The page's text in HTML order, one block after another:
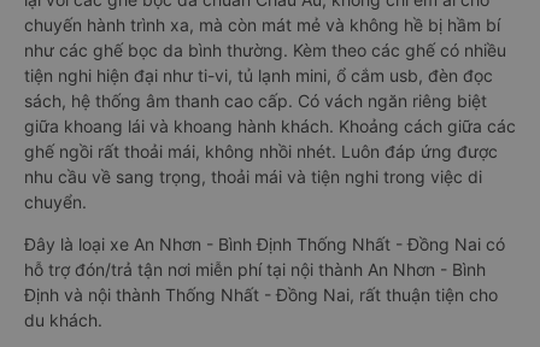
chuyến hành trình xa, mà còn mát mẻ và không hề bị hầm bí
như các ghế bọc da bình thường. Kèm theo các ghế có nhiều
tiện nghi hiện đại như ti-vi, tủ lạnh mini, ổ cắm usb, đèn đọc
sách, hệ thống âm thanh cao cấp. Có vách ngăn riêng biệt
giữa khoang lái và khoang hành khách. Khoảng cách giữa các
ghế ngồi rất thoải mái, không nhồi nhét. Luôn đáp ứng được
nhu cầu về sang trọng, thoải mái và tiện nghi trong việc di
chuyển.
Đây là loại xe An Nhơn - Bình Định Thống Nhất - Đồng Nai có
hỗ trợ đón/trả tận nơi miễn phí tại nội thành An Nhơn - Bình
Định và nội thành Thống Nhất - Đồng Nai, rất thuận tiện cho
du khách.